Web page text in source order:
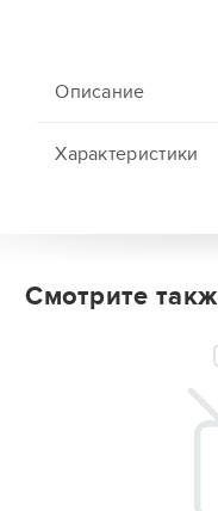
Описание
Характеристики
Смотрите